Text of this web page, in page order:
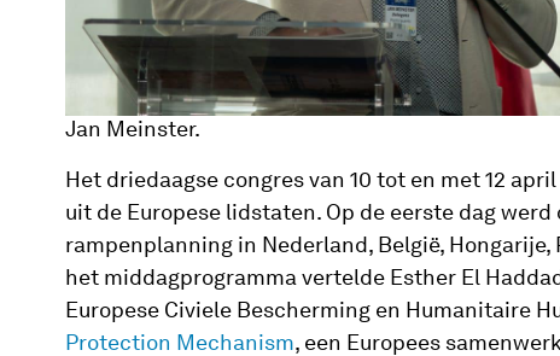
Jan Meinster.
Het driedaagse congres van 10 tot en met 12
uit de Europese lidstaten. Op de eerste dag
rampenplanning in Nederland, België,
het middagprogramma vertelde Esther El
Europese Civiele Bescherming en Humanitaire
Protection Mechanism, een Europees